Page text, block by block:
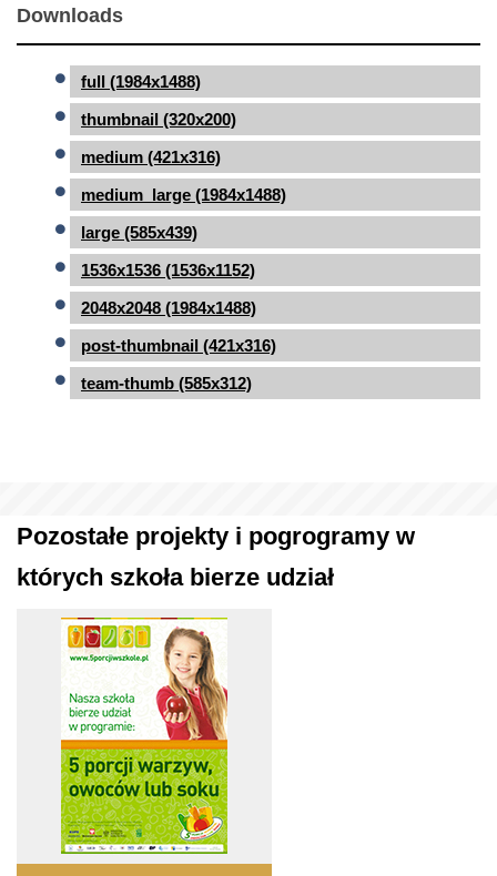
Downloads
full (1984x1488)
thumbnail (320x200)
medium (421x316)
medium_large (1984x1488)
large (585x439)
1536x1536 (1536x1152)
2048x2048 (1984x1488)
post-thumbnail (421x316)
team-thumb (585x312)
Pozostałe projekty i pogrogramy w
których szkoła bierze udział